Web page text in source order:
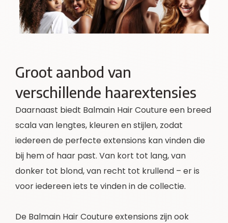
Groot aanbod van
verschillende haarextensies
Daarnaast biedt Balmain Hair Couture een breed
scala van lengtes, kleuren en stijlen, zodat
iedereen de perfecte extensions kan vinden die
bij hem of haar past. Van kort tot lang, van
donker tot blond, van recht tot krullend – er is
voor iedereen iets te vinden in de collectie.
De Balmain Hair Couture extensions zijn ook